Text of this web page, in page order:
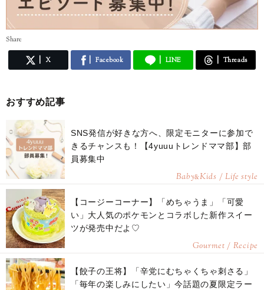
Share
X Facebook LINE Threads
おすすめ記事
SNS発信が好きな方へ、限定モニターに参加で
きるチャンスも！【4yuuuトレンドママ部】部
員募集中
Baby&Kids / Life style
【コージーコーナー】「めちゃうま」「可愛
い」大人気のポケモンとコラボした新作スイー
ツが発売中だよ♡
Gourmet / Recipe
【餃子の王将】「辛党にむちゃくちゃ刺さる」
「毎年の楽しみにしたい」今話題の夏限定ラー